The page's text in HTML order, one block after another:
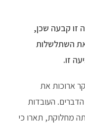
זו קבעה שכן,
20 עמודים את השתלשלות
זו.
ארוכות את
העובדות
מחלוקת, תארו כי